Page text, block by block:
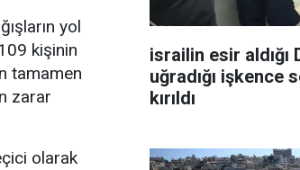
yol
kişinin
tamamen
zarar
olarak
israilin esir aldığı
uğradığı işkence
kırıldı